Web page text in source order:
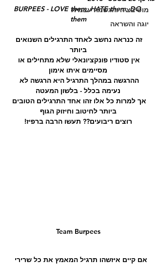
מוטיבציה והגשמה עצמית
יוגה והשראה
BURPEES - LOVE them, HATE them, DO
them
זה כנראה נחשב לאחד התרגילים השנואים
ביותר
אין סטודיו פונקציונאלי שלא מתחילים או
מסיימים איתו אימון
ההרגשה במהלך התרגיל היא הרגשה לא
נעימה בכלל - בלשון המעטה
אך למרות כל אלו זהו אחד התרגילים הטובים
ביותר לחיטוב וחיזוק הגוף
רוצים ריבועים?? תעשו הרבה ברפיז!
Team Burpees
אם קיים איזשהו תרגיל המאמץ את כל שרירי